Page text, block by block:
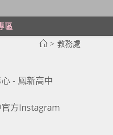
區
> 教務處
- 鳳新高中
方Instagram